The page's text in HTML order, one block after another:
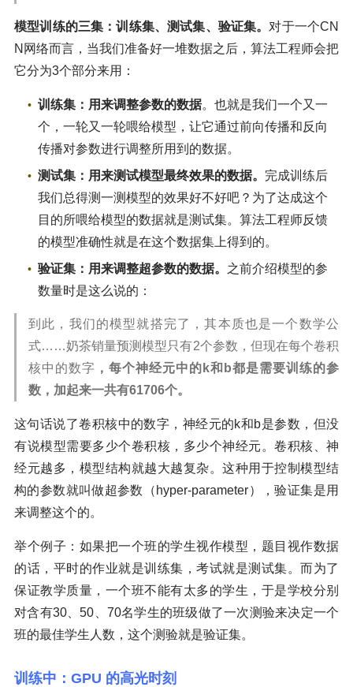
模型训练的三集：训练集、测试集、验证集。 对于一个CN
N网络而言，当我们准备好一堆数据之后，算法工程师会把
它分为3个部分来用：
训练集：用来调整参数的数据。也就是我们一个又一
个，一轮又一轮喂给模型，让它通过前向传播和反向
传播对参数进行调整所用到的数据。
测试集：用来测试模型最终效果的数据。 完成训练后
我们总得测一测模型的效果好不好吧？为了达成这个
目的所喂给模型的数据就是测试集。算法工程师反馈
的模型准确性就是在这个数据集上得到的。
验证集：用来调整超参数的数据。 之前介绍模型的参
数量时是这么说的：
到此，我们的模型就搭完了，其本质也是一个数学公
式……奶茶销量预测模型只有2个参数，但现在每个卷积
核中的数字 ，每个神经元中的k和b都是需要训练的参
数，加起来一共有61706个。
这句话说了卷积核中的数字，神经元的k和b是参数，但没
有说模型需要多少个卷积核，多少个神经元。卷积核、神
经元越多，模型结构就越大越复杂。这种用于控制模型结
构的参数就叫做超参数（hyper-parameter），验证集是用
来调整这个的。
举个例子：如果把一个班的学生视作模型，题目视作数据
的话，平时的作业就是训练集，考试就是测试集。而为了
保证教学质量，一个班不能有太多的学生，于是学校分别
对含有30、50、70名学生的班级做了一次测验来决定一个
班的最佳学生人数，这个测验就是验证集。
训练中：GPU 的高光时刻